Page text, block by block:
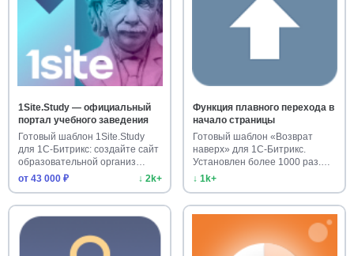
1Site.Study — официальный
портал учебного заведения
Готовый шаблон 1Site.Study
для 1С-Битрикс: создайте сайт
образовательной организ…
от 43 000 ₽
↓ 2k+
Функция плавного перехода в
начало страницы
Готовый шаблон «Возврат
наверх» для 1С-Битрикс.
Установлен более 1000 раз.
Улучш…
↓ 1k+